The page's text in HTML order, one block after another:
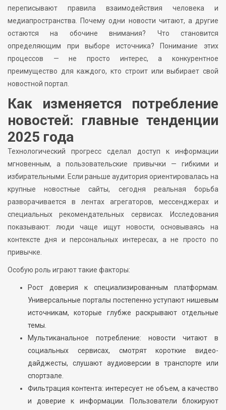
переписывают правила взаимодействия человека и
медиапространства. Почему одни новости читают, а другие
остаются на обочине внимания? Что становится
определяющим при выборе источника? Понимание этих
процессов — не просто интерес, а конкурентное
преимущество для каждого, кто строит или выбирает свой
новостной портал.
Как изменяется потребление
новостей: главные тенденции
2025 года
Технологический прогресс сделал доступ к информации
мгновенным, а пользовательские привычки — гибкими и
избирательными. Если раньше аудитория ориентировалась на
крупные новостные сайты, сегодня реальная борьба
разворачивается в лентах агрегаторов, мессенджерах и
специальных рекомендательных сервисах. Исследования
показывают: люди чаще ищут новости, основываясь на
контексте дня и персональных интересах, а не просто по
привычке.
Особую роль играют такие факторы:
Рост доверия к специализированным платформам.
Универсальные порталы постепенно уступают нишевым
источникам, которые глубже раскрывают отдельные
темы.
Мультиканальное потребление: новости читают в
социальных сервисах, смотрят короткие видео-
дайджесты, слушают аудиоверсии в транспорте или
спортзале.
Фильтрация контента: интересует не объем, а качество
и доверие к информации. Пользователи блокируют